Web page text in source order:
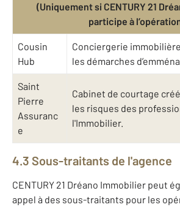
(Uniquement si CENTURY 21
participe à
Cousin
Hub
Conciergerie
les démarches
Saint
Pierre
Assuranc
e
Cabinet de courtage
les risques des
l'Immobilier.
4.3 Sous-traitants de l'agence
CENTURY 21 Dréano Immobilier peut
appel à des sous-traitants pour les